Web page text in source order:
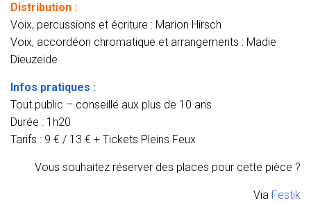
Distribution :
Voix, percussions et écriture : Marion Hirsch
Voix, accordéon chromatique et arrangements : Madie
Dieuzeide
Infos pratiques :
Tout public – conseillé aux plus de 10 ans
Durée : 1h20
Tarifs : 9 € / 13 € + Tickets Pleins Feux
Vous souhaitez réserver des places pour cette pièce ?
Via Festik